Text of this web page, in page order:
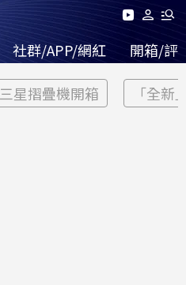
社群/APP/網紅 開箱/評
三星摺疊機開箱 「全新